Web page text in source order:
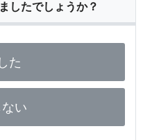
したでしょうか？
た
い